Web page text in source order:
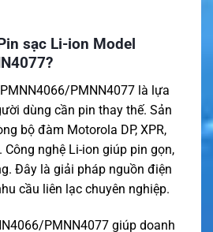
sạc Li-ion Model
PMNN4077 là lựa
dùng cần pin thay thế. Sản
bộ đàm Motorola DP, XPR,
Công nghệ Li-ion giúp pin gọn,
Đây là giải pháp nguồn điện
cầu liên lạc chuyên nghiệp.
PMNN4077 giúp doanh